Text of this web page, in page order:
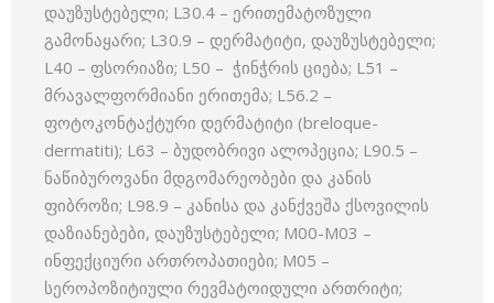
დაუზუსტებელი; L30.4 – ერითემატოზული
გამონაყარი; L30.9 – დერმატიტი, დაუზუსტებელი;
L40 – ფსორიაზი; L50 – ჭინჭრის ციება; L51 –
მრავალფორმიანი ერითემა; L56.2 –
ფოტოკონტაქტური დერმატიტი (breloque-
dermatiti); L63 – ბუდობრივი ალოპეცია; L90.5 –
ნაწიბუროვანი მდგომარეობები და კანის
ფიბროზი; L98.9 – კანისა და კანქვეშა ქსოვილის
დაზიანებები, დაუზუსტებელი; M00-M03 –
ინფექციური ართროპათიები; M05 –
სეროპოზიტიული რევმატოიდული ართრიტი;